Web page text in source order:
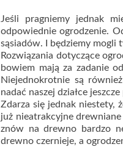
Jeśli pragniemy jednak
odpowiednie ogrodzenie.
sąsiadów. I będziemy mogli
Rozwiązania dotyczące
bowiem mają za zadanie
Niejednokrotnie są
nadać naszej działce
Zdarza się jednak niestety,
już nieatrakcyjne
znów na drewno bardzo
drewno czernieje, a